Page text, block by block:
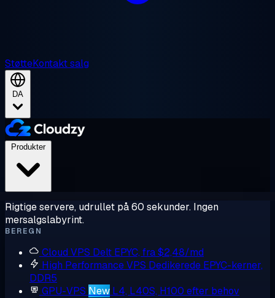
StøtteKontakt salg
DA
Produkter
Rigtige servere, udrullet på 60 sekunder. Ingen
mersalgslabyrint.
BEREGN
Cloud VPS Delt EPYC, fra $2,48/md
High Performance VPS Dedikerede EPYC-kerner,
DDR5
GPU-VPS New L4, L40S, H100 efter behov